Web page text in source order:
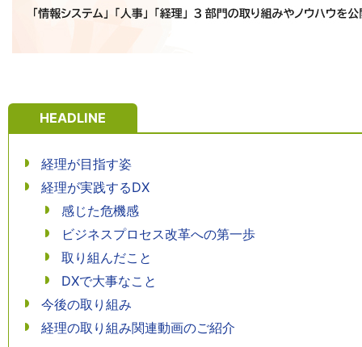
HEADLINE
経理が目指す姿
経理が実践するDX
感じた危機感
ビジネスプロセス改革への第一歩
取り組んだこと
DXで大事なこと
今後の取り組み
経理の取り組み関連動画のご紹介